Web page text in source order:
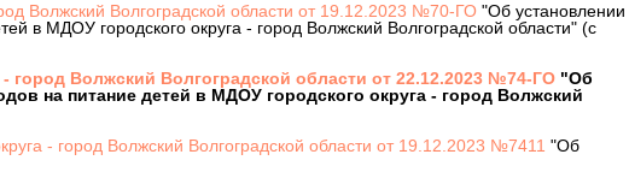
Волжский Волгоградской области от 19.12.2023 №70-ГО "Об установлении
в МДОУ городского округа - город Волжский Волгоградской области" (с
город Волжский Волгоградской области от 22.12.2023 №74-ГО "Об
на питание детей в МДОУ городского округа - город Волжский
- город Волжский Волгоградской области от 19.12.2023 №7411 "Об